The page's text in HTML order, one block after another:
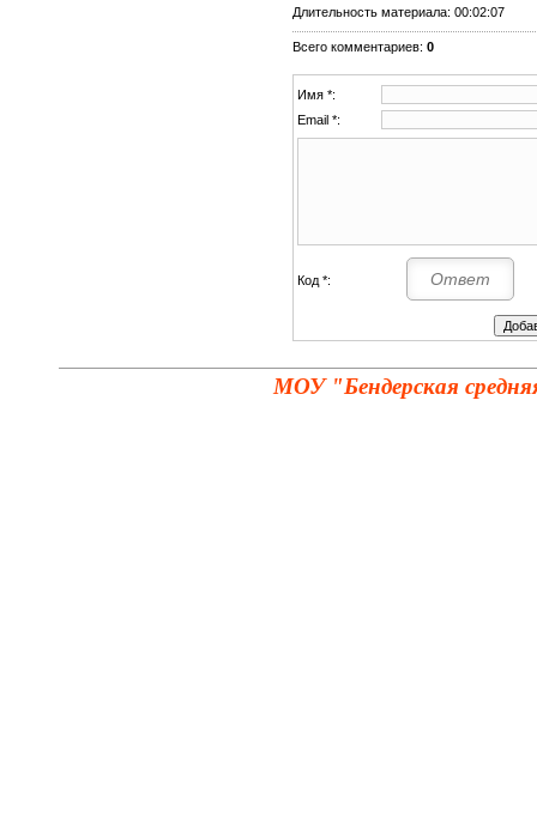
Длительность материала: 00:02:07
Всего комментариев: 0
Имя *:
Email *:
Код *:
МОУ "Бендерская